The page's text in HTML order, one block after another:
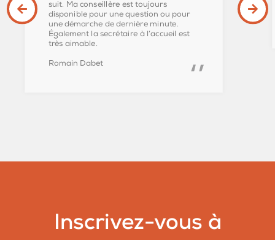
suit. Ma conseillère est toujours
disponible pour une question ou pour
une démarche de dernière minute.
Également la secrétaire à l’accueil est
très aimable.
Romain Dabet
Inscrivez-vous à